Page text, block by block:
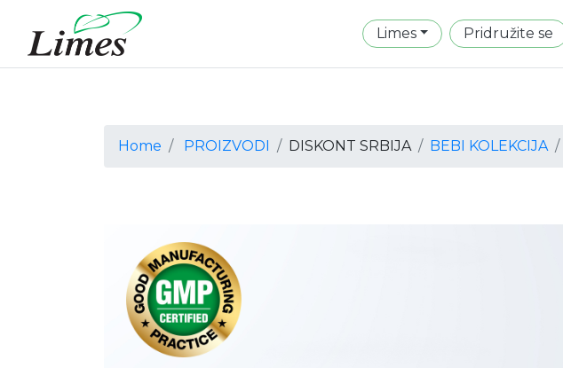
Limes Pridružite se
Home PROIZVODI DISKONT SRBIJA BEBI KOLEKCIJA